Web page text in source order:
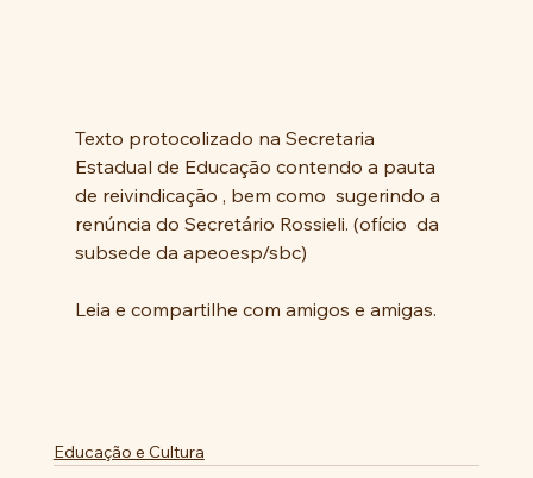
Texto protocolizado na Secretaria
Estadual de Educação contendo a pauta
de reivindicação , bem como  sugerindo a
renúncia do Secretário Rossieli. (ofício  da
subsede da apeoesp/sbc)
Leia e compartilhe com amigos e amigas.
Educação e Cultura